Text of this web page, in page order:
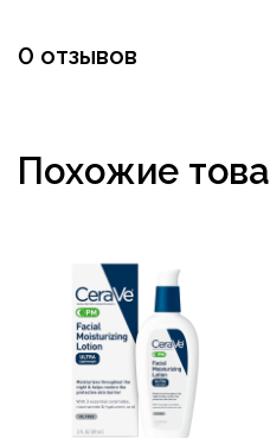
0 отзывов
Похожие